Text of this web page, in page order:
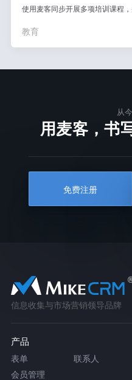
使用麦客同步开展多项培训课程
教育
从
用麦客，书
免费注册
信息收集与市场营销领导品牌
产品
表单 联系人
会员管理